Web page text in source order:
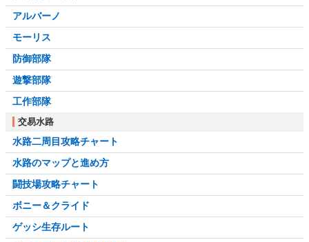
アルバーノ
モーリス
防御部隊
遊撃部隊
工作部隊
交易水路
水路二周目攻略チャート
水路のマップと進め方
闘技場攻略チャート
ボニー＆クライド
ゲッシ生存ルート